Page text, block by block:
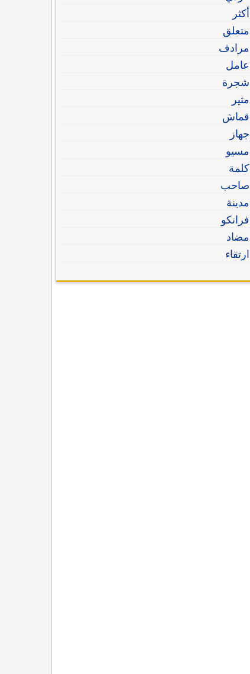
أكثر
متعلق
مرادف
عامل
شجرة
مثير
قماش
جهاز
مسيو
كلمة
صاحب
مدينة
فرانكو
مضاد
ارتقاء